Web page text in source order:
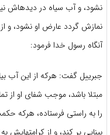
نشود، و آب سياه در ديده‏اش
نمازش گردد عارض او نشود، و
آنگاه رسول خدا فرمود:
جبرييل گفت: هركه از اين آب
مبتلا باشد، موجب شفاى او از
را به راستى فرستاده، هركه‏
بينايى پر كند، و از كرامتهايش